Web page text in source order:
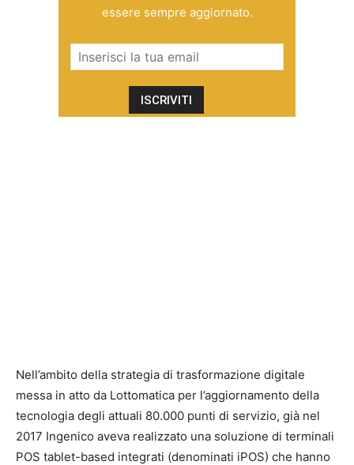
essere sempre aggiornato.
Nell’ambito della strategia di trasformazione digitale
messa in atto da Lottomatica per l’aggiornamento della
tecnologia degli attuali 80.000 punti di servizio, già nel
2017 Ingenico aveva realizzato una soluzione di terminali
POS tablet-based integrati (denominati iPOS) che hanno